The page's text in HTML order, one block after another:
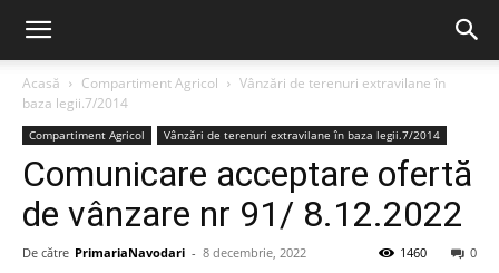
Acasă Compartiment Agricol
Vânzări de terenuri extravilane în
baza legii.7/2014
Compartiment Agricol Vânzări de terenuri extravilane în baza legii.7/2014
Comunicare acceptare ofertă
de vânzare nr 91/ 8.12.2022
De către PrimariaNavodari - 8 decembrie, 2022 0
1460